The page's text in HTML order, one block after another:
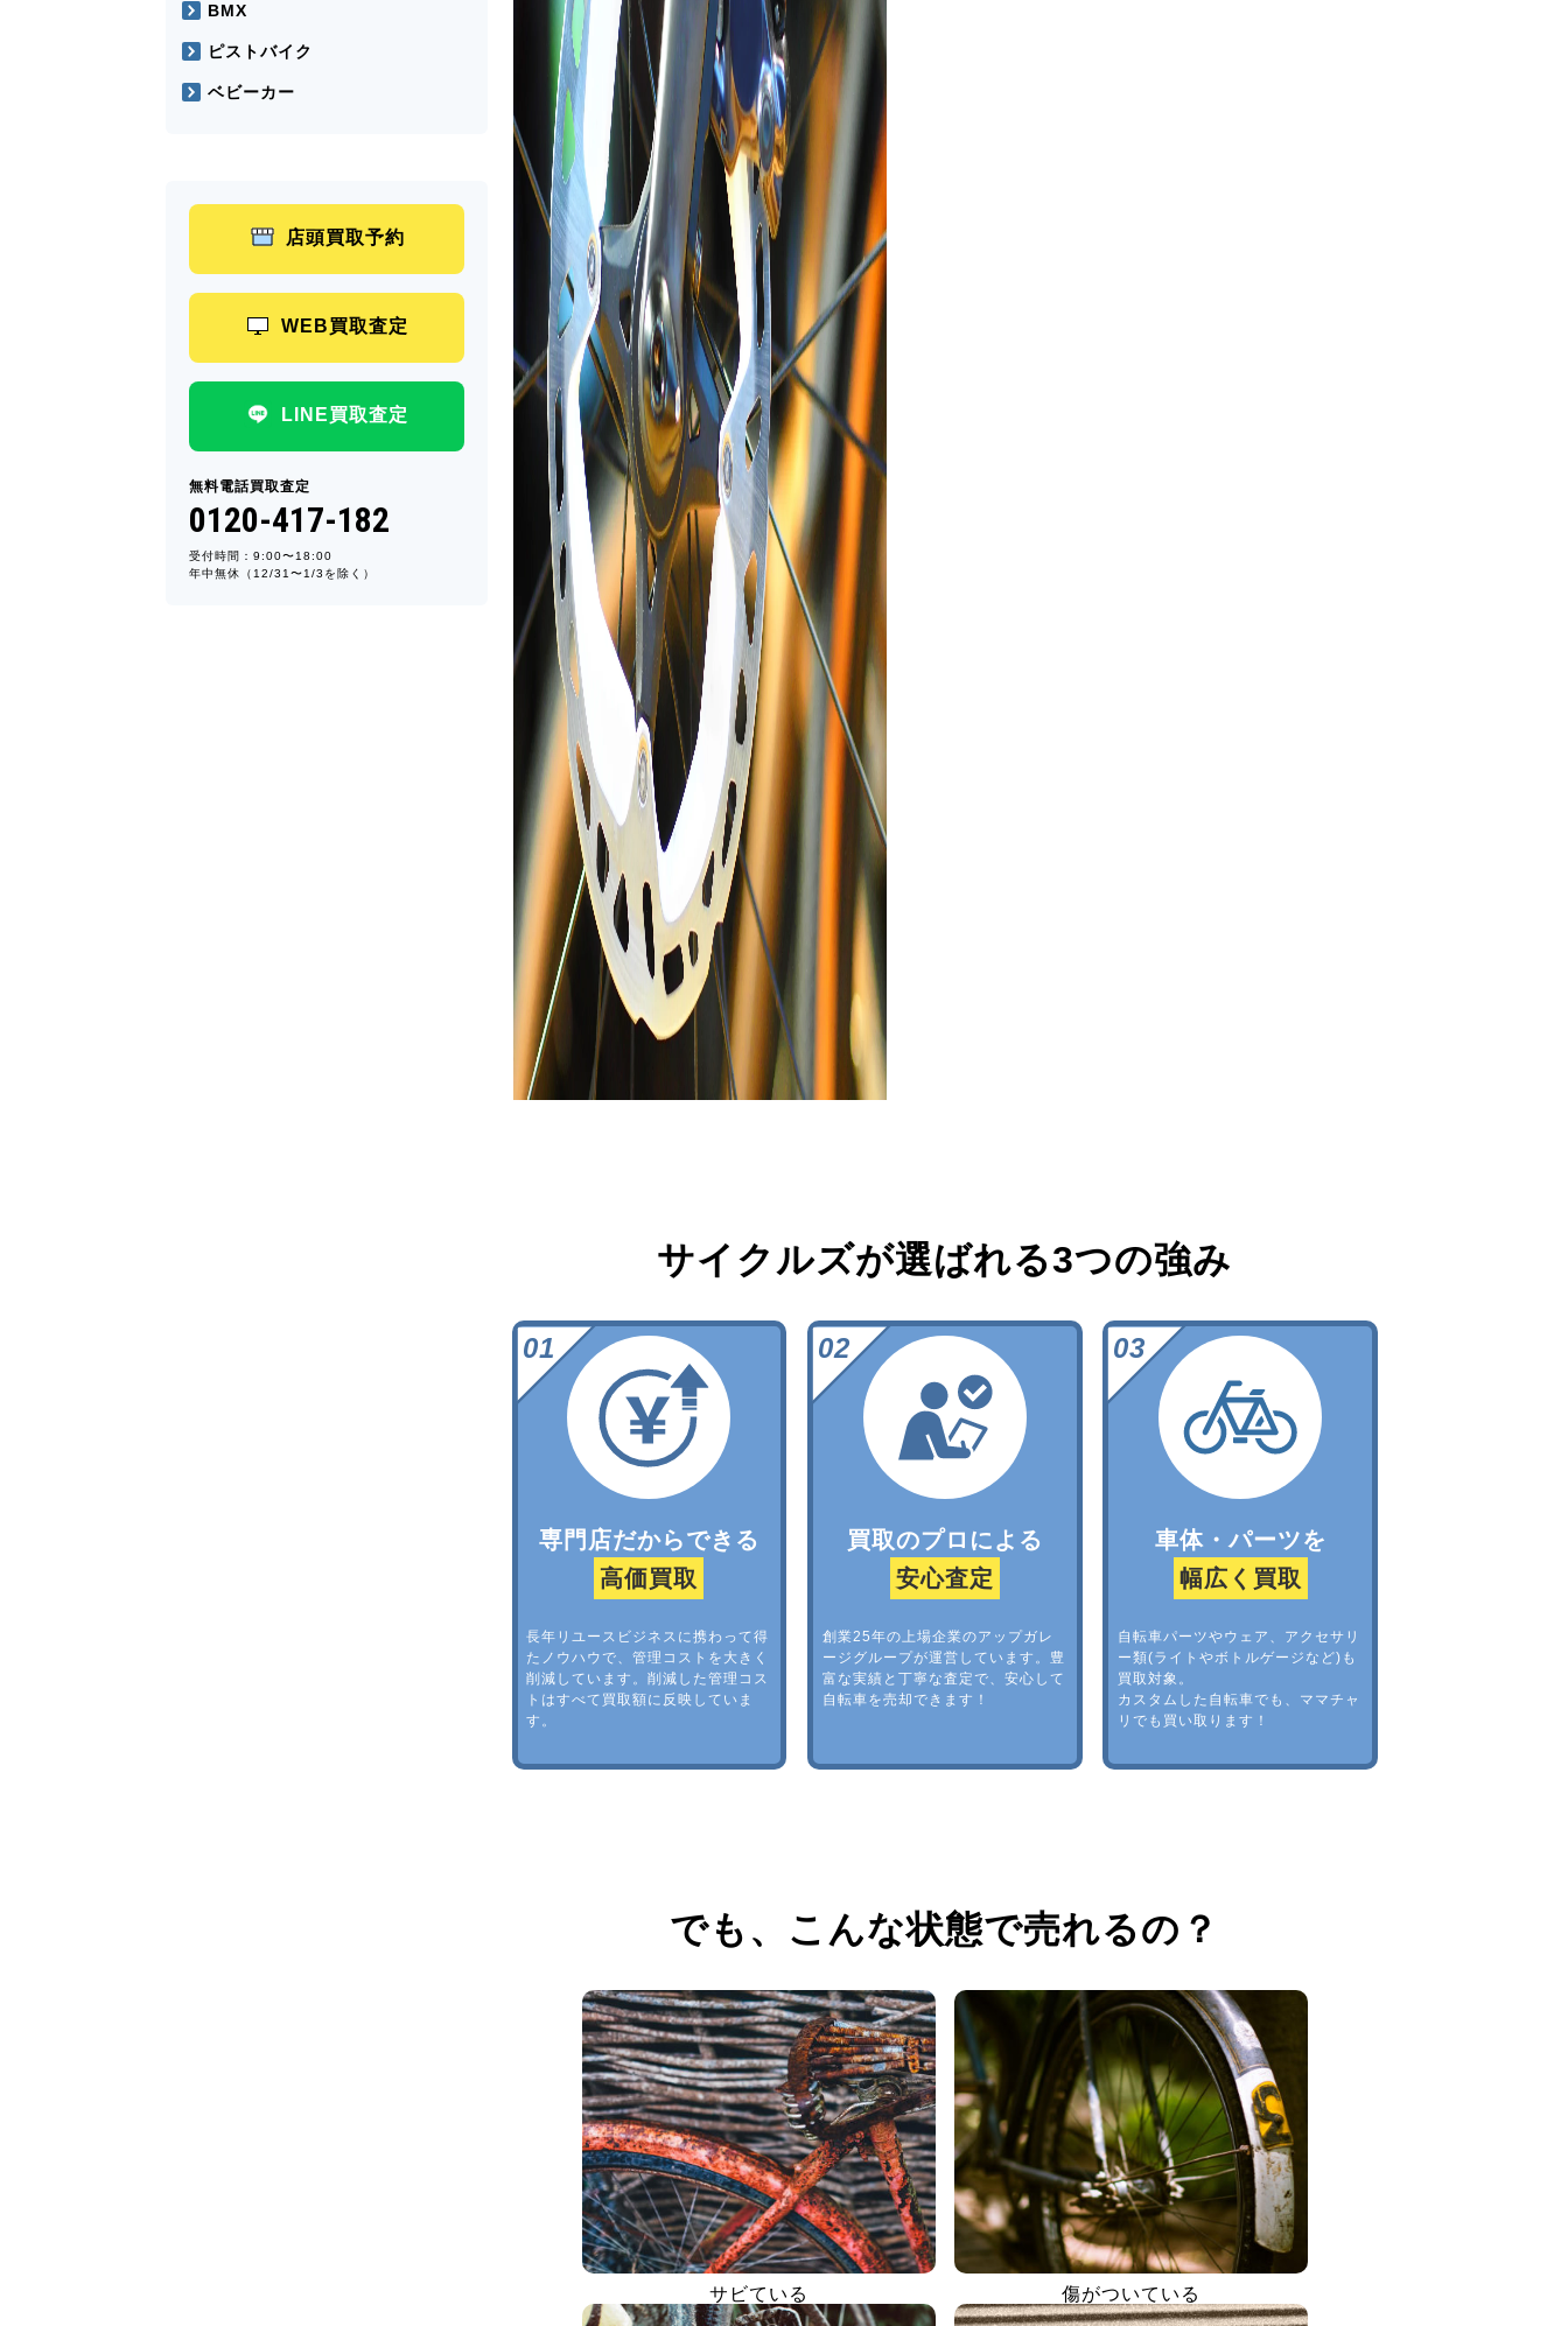
サイクルズが選ばれる3つの強み
専門店だからできる
高価買取
長年リユースビジネスに携わって得
たノウハウで、管理コストを大きく
削減しています。削減した管理コス
トはすべて買取額に反映していま
す。
買取のプロによる
安心査定
創業25年の上場企業のアップガレ
ージグループが運営しています。豊
富な実績と丁寧な査定で、安心して
自転車を売却できます！
車体・パーツを
幅広く買取
自転車パーツやウェア、アクセサリ
ー類(ライトやボトルゲージなど)も
買取対象。
カスタムした自転車でも、ママチャ
リでも買い取ります！
でも、 こんな状態で売れるの？
サビている 傷がついている
BMX
ピストバイク
ベビーカー
店頭買取予約
WEB買取査定
LINE買取査定
無料電話買取査定
0120-417-182
受付時間：9:00〜18:00
年中無休（12/31〜1/3を除く）